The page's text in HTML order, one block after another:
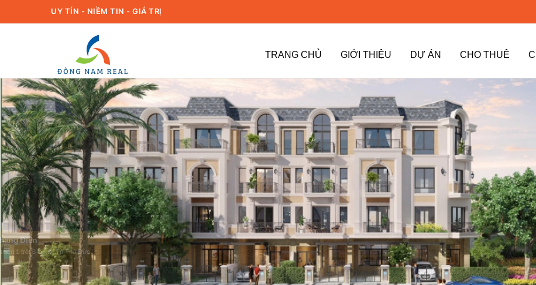
UY TÍN - NIỀM TIN - GIÁ TRỊ
TRANG CHỦ GIỚI THIỆU DỰ ÁN CHO THUÊ